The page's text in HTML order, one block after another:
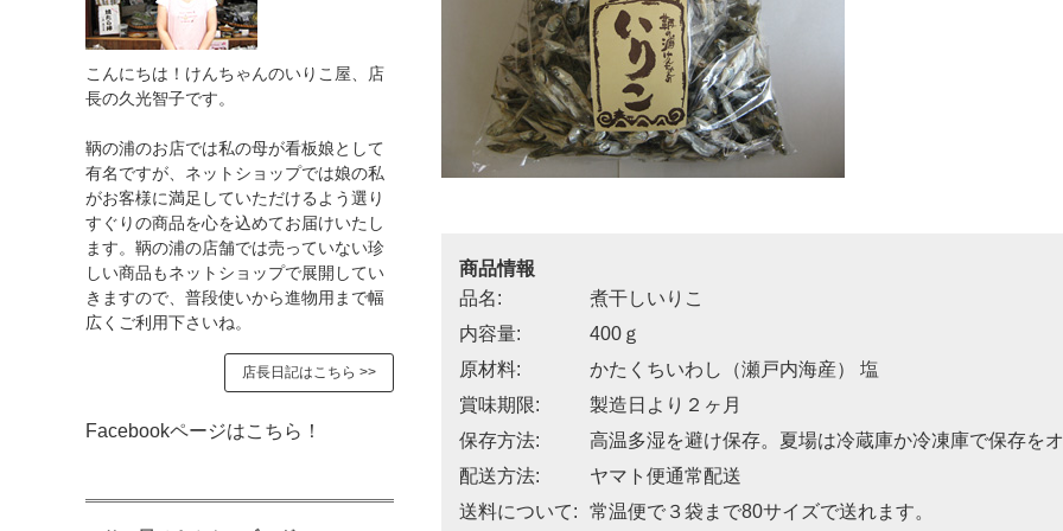
商品情報
品名:
煮干しいりこ
内容量:
400ｇ
原材料:
かたくちいわし（瀬戸内海産） 塩
賞味期限:
製造日より２ヶ月
保存方法:
高温多湿を避け保存。夏場は冷蔵庫か冷凍庫で保存をオ
配送方法:
ヤマト便通常配送
送料について:
常温便で３袋まで80サイズで送れます。
こんにちは！けんちゃんのいりこ屋、店
長の久光智子です。
鞆の浦のお店では私の母が看板娘として
有名ですが、ネットショップでは娘の私
がお客様に満足していただけるよう選り
すぐりの商品を心を込めてお届けいたし
ます。鞆の浦の店舗では売っていない珍
しい商品もネットショップで展開してい
きますので、普段使いから進物用まで幅
広くご利用下さいね。
店長日記はこちら >>
Facebookページはこちら！